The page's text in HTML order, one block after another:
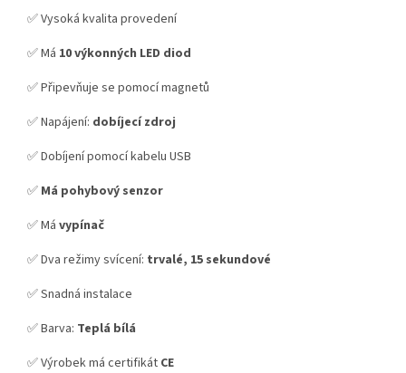
✅ Vysoká kvalita provedení
✅ Má 10 výkonných LED diod
✅ Připevňuje se pomocí magnetů
✅ Napájení: dobíjecí zdroj
✅ Dobíjení pomocí kabelu USB
✅ Má pohybový senzor
✅ Má vypínač
✅ Dva režimy svícení: trvalé, 15 sekundové
✅ Snadná instalace
✅ Barva: Teplá bílá
✅ Výrobek má certifikát CE